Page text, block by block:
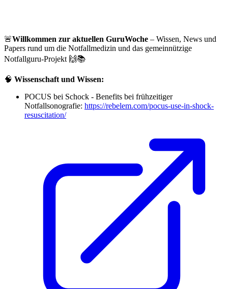
🚨Willkommen zur aktuellen GuruWoche – Wissen, News und
Papers rund um die Notfallmedizin und das gemeinnützige
Notfallguru-Projekt 🙌📚
🧠 Wissenschaft und Wissen:
POCUS bei Schock - Benefits bei frühzeitiger
Notfallsonografie: https://rebelem.com/pocus-use-in-shock-
resuscitation/